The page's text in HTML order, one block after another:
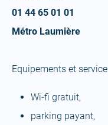
01 44 65 01 01
Métro Laumière
Equipements et
Wi-fi gratuit,
parking payant,